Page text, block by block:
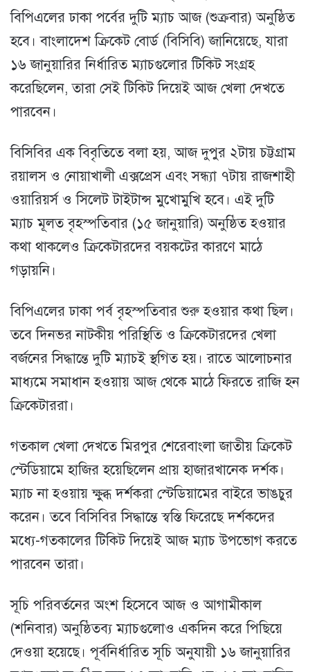
বিপিএলের ঢাকা পর্বের দুটি ম্যাচ আজ (শুক্রবার) অনুষ্ঠিত
হবে। বাংলাদেশ ক্রিকেট বোর্ড (বিসিবি) জানিয়েছে, যারা
১৬ জানুয়ারির নির্ধারিত ম্যাচগুলোর টিকিট সংগ্রহ
করেছিলেন, তারা সেই টিকিট দিয়েই আজ খেলা দেখতে
পারবেন।
বিসিবির এক বিবৃতিতে বলা হয়, আজ দুপুর ২টায় চট্টগ্রাম
রয়ালস ও নোয়াখালী এক্সপ্রেস এবং সন্ধ্যা ৭টায় রাজশাহী
ওয়ারিয়র্স ও সিলেট টাইটান্স মুখোমুখি হবে। এই দুটি
ম্যাচ মূলত বৃহস্পতিবার (১৫ জানুয়ারি) অনুষ্ঠিত হওয়ার
কথা থাকলেও ক্রিকেটারদের বয়কটের কারণে মাঠে
গড়ায়নি।
বিপিএলের ঢাকা পর্ব বৃহস্পতিবার শুরু হওয়ার কথা ছিল।
তবে দিনভর নাটকীয় পরিস্থিতি ও ক্রিকেটারদের খেলা
বর্জনের সিদ্ধান্তে দুটি ম্যাচই স্থগিত হয়। রাতে আলোচনার
মাধ্যমে সমাধান হওয়ায় আজ থেকে মাঠে ফিরতে রাজি হন
ক্রিকেটাররা।
গতকাল খেলা দেখতে মিরপুর শেরেবাংলা জাতীয় ক্রিকেট
স্টেডিয়ামে হাজির হয়েছিলেন প্রায় হাজারখানেক দর্শক।
ম্যাচ না হওয়ায় ক্ষুব্ধ দর্শকরা স্টেডিয়ামের বাইরে ভাঙচুর
করেন। তবে বিসিবির সিদ্ধান্তে স্বস্তি ফিরেছে দর্শকদের
মধ্যে-গতকালের টিকিট দিয়েই আজ ম্যাচ উপভোগ করতে
পারবেন তারা।
সূচি পরিবর্তনের অংশ হিসেবে আজ ও আগামীকাল
(শনিবার) অনুষ্ঠিতব্য ম্যাচগুলোও একদিন করে পিছিয়ে
দেওয়া হয়েছে। পূর্বনির্ধারিত সূচি অনুযায়ী ১৬ জানুয়ারির